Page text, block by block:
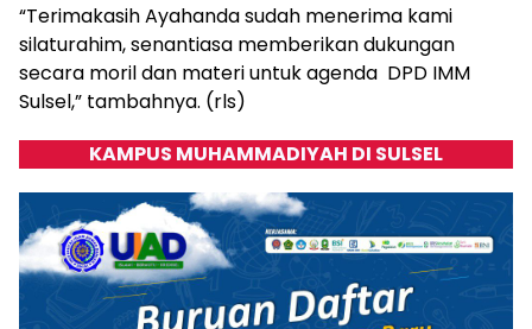
“​Terimakasih Ayahanda sudah menerima kami
silaturahim, senantiasa memberikan dukungan
secara moril dan materi untuk agenda DPD IMM
Sulsel,” tambahnya. (rls)
KAMPUS MUHAMMADIYAH DI SULSEL